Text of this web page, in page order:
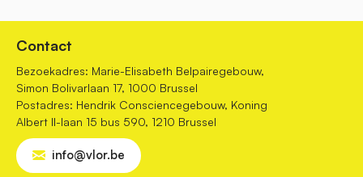
Contact
Bezoekadres: Marie-Elisabeth Belpairegebouw,
Simon Bolivarlaan 17, 1000 Brussel
Postadres: Hendrik Consciencegebouw, Koning
Albert II-laan 15 bus 590, 1210 Brussel
info@vlor.be